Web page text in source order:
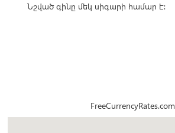
Նշված գինը մեկ սիգարի համար է։
FreeCurrencyRates.com